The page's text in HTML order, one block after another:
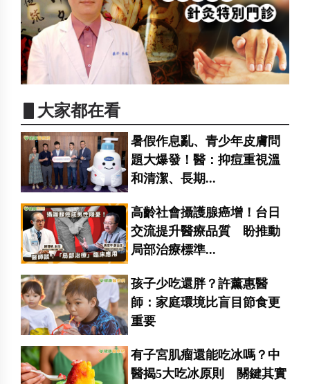
▋大家都在看
暑假作息亂、青少年皮膚問
題大爆發！醫：抑痘重視溫
和清潔、長期...
高齡社會攝護腺癌增！台日
交流提升醫療品質 盼推動
局部治療標準...
孩子少吃還胖？許薰惠醫
師：家庭環境比盲目節食更
重要
有子宮肌瘤還能吃冰嗎？中
醫揭5大吃冰原則 關鍵其實